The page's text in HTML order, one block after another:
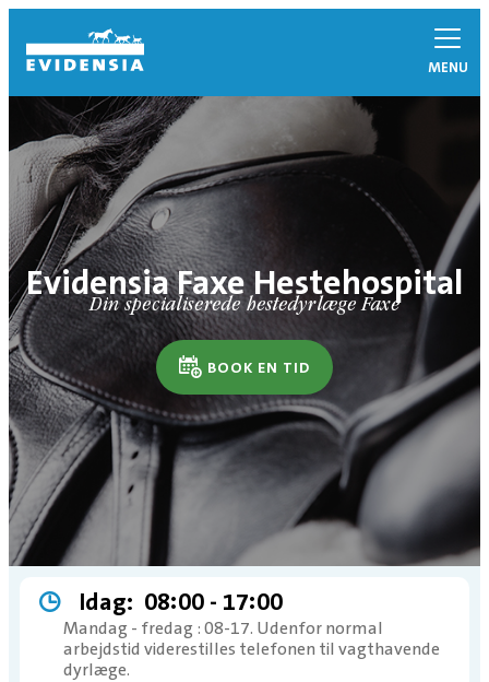
MENU
Evidensia Faxe Hestehospital
Din specialiserede hestedyrlæge Faxe
BOOK EN TID
Idag: 08:00 ­- 17:00
Mandag - fredag : 08-17. Udenfor normal
arbejdstid viderestilles telefonen til vagthavende
dyrlæge.